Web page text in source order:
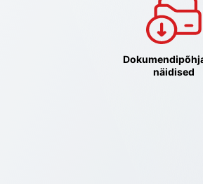
näidised